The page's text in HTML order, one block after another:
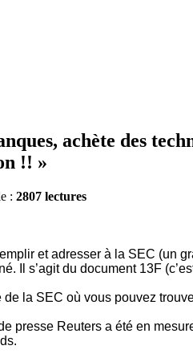
achète des
!! »
: 2807 lectures
et adresser à la SEC
Il s’agit du document 13F
la SEC où vous pouvez
presse Reuters a été en